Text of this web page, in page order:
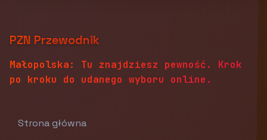
PZN Przewodnik
Małopolska: Tu znajdziesz pewność. Krok
po kroku do udanego wyboru online.
Strona główna